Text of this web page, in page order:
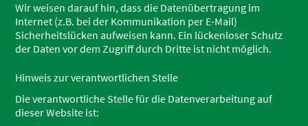
Wir weisen darauf hin, dass die Datenübertragung im
Internet (z.B. bei der Kommunikation per E-Mail)
Sicherheitslücken aufweisen kann. Ein lückenloser Schutz
der Daten vor dem Zugriff durch Dritte ist nicht möglich.
Hinweis zur verantwortlichen Stelle
Die verantwortliche Stelle für die Datenverarbeitung auf
dieser Website ist: